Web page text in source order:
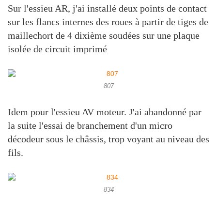
Sur l'essieu AR, j'ai installé deux points de contact
sur les flancs internes des roues à partir de tiges de
maillechort de 4 dixième soudées sur une plaque
isolée de circuit imprimé
807
Idem pour l'essieu AV moteur. J'ai abandonné par
la suite l'essai de branchement d'un micro
décodeur sous le châssis, trop voyant au niveau des
fils.
834